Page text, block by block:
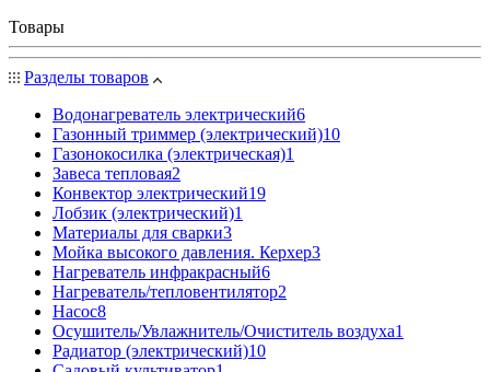
Товары
Разделы товаров
Водонагреватель электрический6
Газонный триммер (электрический)10
Газонокосилка (электрическая)1
Завеса тепловая2
Конвектор электрический19
Лобзик (электрический)1
Материалы для сварки3
Мойка высокого давления. Керхер3
Нагреватель инфракрасный6
Нагреватель/тепловентилятор2
Насос8
Осушитель/Увлажнитель/Очиститель воздуха1
Радиатор (электрический)10